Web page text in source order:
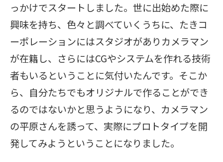
っかけでスタートしました。世に出始めた際に
興味を持ち、色々と調べていくうちに、たきコ
ーポレーションにはスタジオがありカメラマン
が在籍し、さらにはCGやシステムを作れる技術
者もいるということに気付いたんです。そこか
ら、自分たちでもオリジナルで作ることができ
るのではないかと思うようになり、カメラマン
の平原さんを誘って、実際にプロトタイプを開
発してみようということになりました。